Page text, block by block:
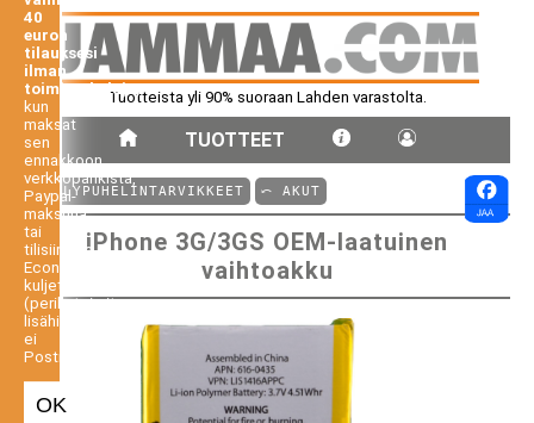
Tuotteista yli 90% suoraan Lahden varastolta.
TUOTTEET
40
euron
tilauksesi
ilman
toimituskuluja,
kun
maksat
sen
ennakkoon
verkkopankista,
Paypal-
maksuna
tai
tilisiirtona.
Economy-
kuljetus
(perilletoimitus
lisähintaan,
ei
Postiennakko).
OK
⤺ ÄLYPUHELINTARVIKKEET ⤺ AKUT
iPhone 3G/3GS OEM-laatuinen
vaihtoakku